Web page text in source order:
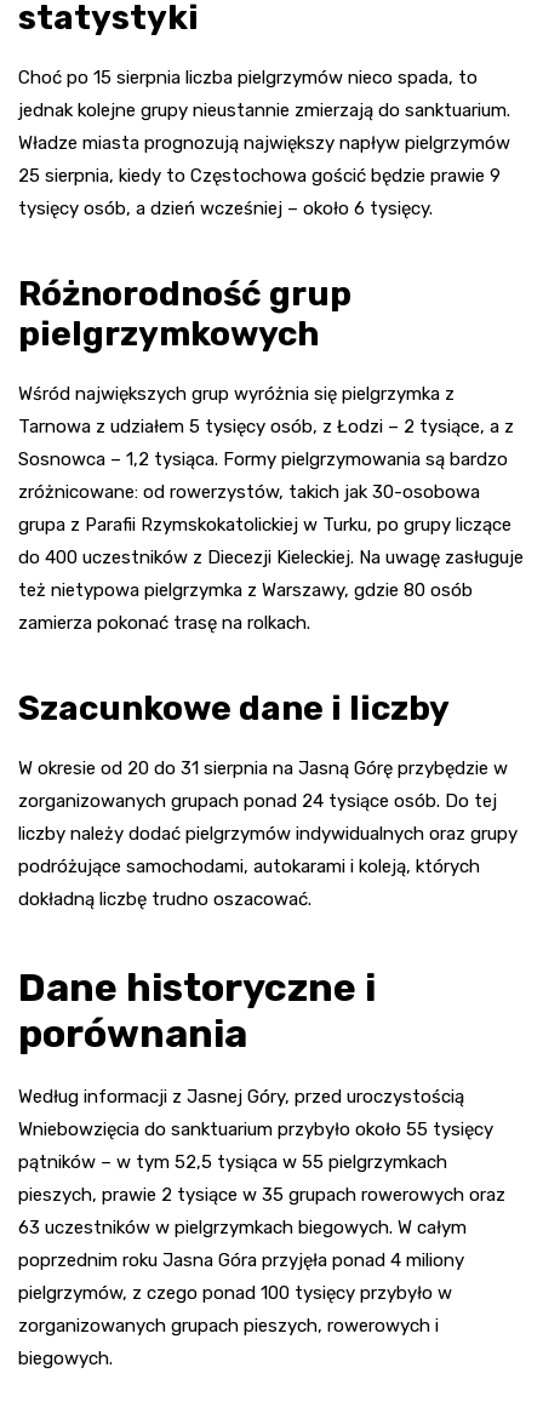
statystyki
Choć po 15 sierpnia liczba pielgrzymów nieco spada, to
jednak kolejne grupy nieustannie zmierzają do sanktuarium.
Władze miasta prognozują największy napływ pielgrzymów
25 sierpnia, kiedy to Częstochowa gościć będzie prawie 9
tysięcy osób, a dzień wcześniej – około 6 tysięcy.
Różnorodność grup
pielgrzymkowych
Wśród największych grup wyróżnia się pielgrzymka z
Tarnowa z udziałem 5 tysięcy osób, z Łodzi – 2 tysiące, a z
Sosnowca – 1,2 tysiąca. Formy pielgrzymowania są bardzo
zróżnicowane: od rowerzystów, takich jak 30-osobowa
grupa z Parafii Rzymskokatolickiej w Turku, po grupy liczące
do 400 uczestników z Diecezji Kieleckiej. Na uwagę zasługuje
też nietypowa pielgrzymka z Warszawy, gdzie 80 osób
zamierza pokonać trasę na rolkach.
Szacunkowe dane i liczby
W okresie od 20 do 31 sierpnia na Jasną Górę przybędzie w
zorganizowanych grupach ponad 24 tysiące osób. Do tej
liczby należy dodać pielgrzymów indywidualnych oraz grupy
podróżujące samochodami, autokarami i koleją, których
dokładną liczbę trudno oszacować.
Dane historyczne i
porównania
Według informacji z Jasnej Góry, przed uroczystością
Wniebowzięcia do sanktuarium przybyło około 55 tysięcy
pątników – w tym 52,5 tysiąca w 55 pielgrzymkach
pieszych, prawie 2 tysiące w 35 grupach rowerowych oraz
63 uczestników w pielgrzymkach biegowych. W całym
poprzednim roku Jasna Góra przyjęła ponad 4 miliony
pielgrzymów, z czego ponad 100 tysięcy przybyło w
zorganizowanych grupach pieszych, rowerowych i
biegowych.